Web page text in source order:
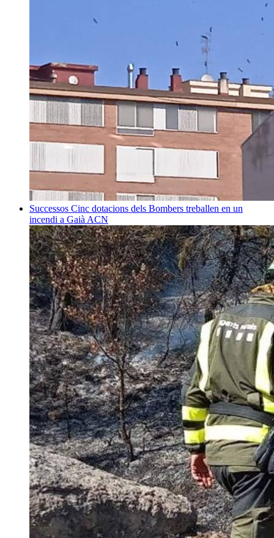
Successos Cinc dotacions dels Bombers treballen en un
incendi a Gaià ACN